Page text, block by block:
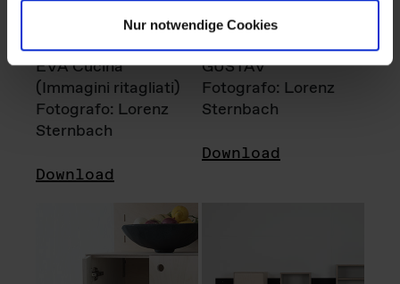
Nur notwendige Cookies
EVA Cucina
(Immagini ritagliati)
Fotografo: Lorenz
Sternbach
Download
GUSTAV
Fotografo: Lorenz
Sternbach
Download